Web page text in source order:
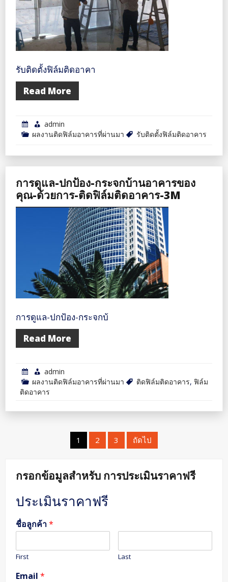
รับติดตั้งฟิล์มติดอาคา
Read More
admin
ผลงานติดฟิล์มอาคารที่ผ่านมา
รับติดตั้งฟิล์มติดอาคาร
การดูแล-ปกป้อง-กระจกบ้านอาคารของ
คุณ-ด้วยการ-ติดฟิล์มติดอาคาร-3M
การดูแล-ปกป้อง-กระจกบ้
Read More
admin
ผลงานติดฟิล์มอาคารที่ผ่านมา
ติดฟิล์มติดอาคาร, ฟิล์ม
ติดอาคาร
1 2 3 ถัดไป
กรอกข้อมูลสำหรับ การประเมินราคาฟรี
ประเมินราคาฟรี
ชื่อลูกค้า*
First Last
Email *